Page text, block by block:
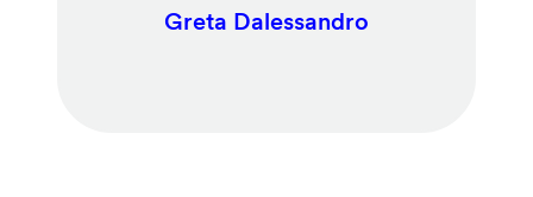
Greta Dalessandro